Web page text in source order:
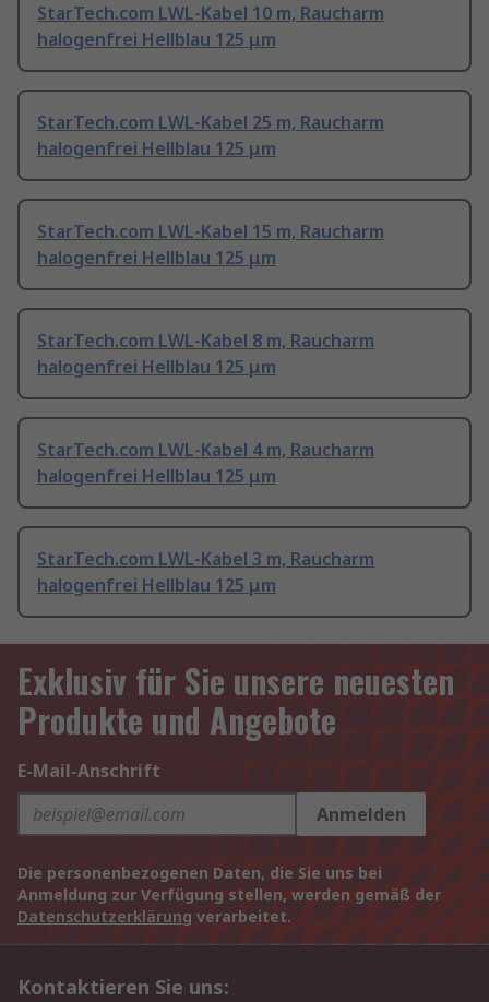
StarTech.com LWL-Kabel 10 m, Raucharm
halogenfrei Hellblau 125 μm
StarTech.com LWL-Kabel 25 m, Raucharm
halogenfrei Hellblau 125 μm
StarTech.com LWL-Kabel 15 m, Raucharm
halogenfrei Hellblau 125 μm
StarTech.com LWL-Kabel 8 m, Raucharm
halogenfrei Hellblau 125 μm
StarTech.com LWL-Kabel 4 m, Raucharm
halogenfrei Hellblau 125 μm
StarTech.com LWL-Kabel 3 m, Raucharm
halogenfrei Hellblau 125 μm
Exklusiv für Sie unsere neuesten
Produkte und Angebote
E-Mail-Anschrift
Anmelden
Die personenbezogenen Daten, die Sie uns bei
Anmeldung zur Verfügung stellen, werden gemäß der
Datenschutzerklärung verarbeitet.
Kontaktieren Sie uns: